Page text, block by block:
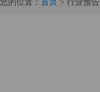
您的位置： 首页 > 行业预告